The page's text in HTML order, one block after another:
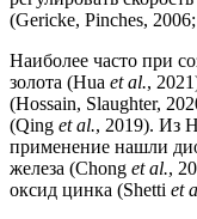
(Gericke, Pinches,
Наиболее часто при
золота (Hua et al.,
(Hossain, Slaughter,
(Qing et al., 2019). Из
применение нашли
железа (Chong et al.,
оксид цинка (Shetti et